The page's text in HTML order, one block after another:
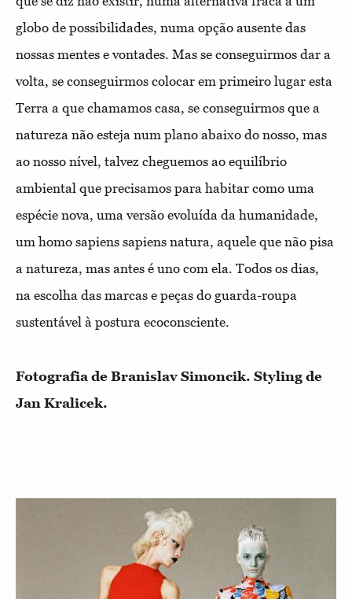
globo de possibilidades, numa opção ausente das
nossas mentes e vontades. Mas se conseguirmos dar a
volta, se conseguirmos colocar em primeiro lugar esta
Terra a que chamamos casa, se conseguirmos que a
natureza não esteja num plano abaixo do nosso, mas
ao nosso nível, talvez cheguemos ao equilíbrio
ambiental que precisamos para habitar como uma
espécie nova, uma versão evoluída da humanidade,
um homo sapiens sapiens natura, aquele que não pisa
a natureza, mas antes é uno com ela. Todos os dias,
na escolha das marcas e peças do guarda-roupa
sustentável à postura ecoconsciente.
Fotografia de Branislav Simoncik. Styling de
Jan Kralicek.